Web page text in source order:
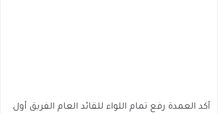
أكد العمدة رفع تمام اللواء للقائد العام الفريق أول